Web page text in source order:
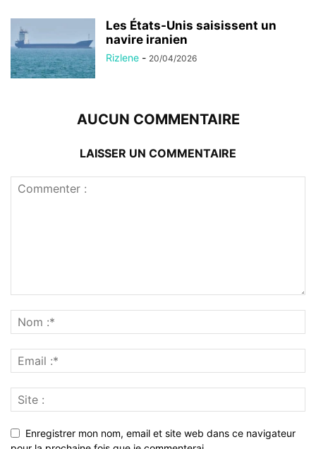
Les États-Unis saisissent un
navire iranien
Rizlene - 20/04/2026
AUCUN COMMENTAIRE
LAISSER UN COMMENTAIRE
Enregistrer mon nom, email et site web dans ce navigateur